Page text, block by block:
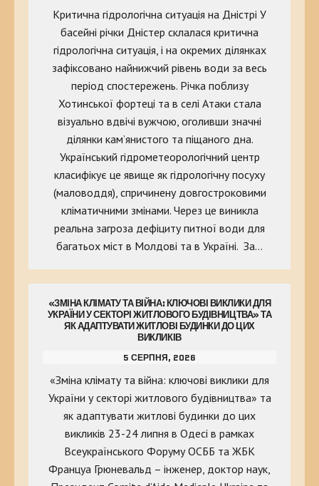
Критична гідрологічна ситуація на Дністрі У
басейні річки Дністер склалася критична
гідрологічна ситуація, і на окремих ділянках
зафіксовано найнижчий рівень води за весь
період спостережень. Річка поблизу
Хотинської фортеці та в селі Атаки стала
візуально вдвічі вужчою, оголивши значні
ділянки кам’янистого та піщаного дна.
Український гідрометеорологічний центр
класифікує це явище як гідрологічну посуху
(маловоддя), спричинену довгостроковими
кліматичними змінами. Через це виникла
реальна загроза дефіциту питної води для
багатьох міст в Молдові та в Україні. За…
«ЗМІНА КЛІМАТУ ТА ВІЙНА: КЛЮЧОВІ ВИКЛИКИ ДЛЯ
УКРАЇНИ У СЕКТОРІ ЖИТЛОВОГО БУДІВНИЦТВА» ТА
ЯК АДАПТУВАТИ ЖИТЛОВІ БУДИНКИ ДО ЦИХ
ВИКЛИКІВ
5 СЕРПНЯ, 2026
«Зміна клімату та війна: ключові виклики для
України у секторі житлового будівництва» та
як адаптувати житлові будинки до цих
викликів 23-24 липня в Одесі в рамках
Всеукраїнського Форуму ОСББ та ЖБК
Француа Грюневальд – інженер, доктор наук,